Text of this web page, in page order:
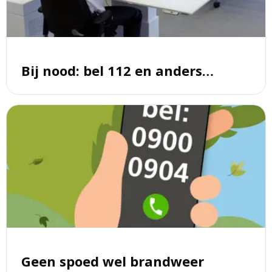
Bij nood: bel 112 en anders…
112
anders…
Geen spoed wel brandweer
Lees
spoed
brandweer